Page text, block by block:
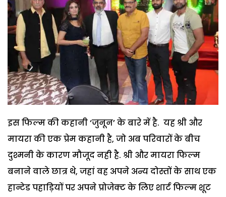
इस फिल्म की कहानी ‘जुनून’ के बारे में है. यह श्री और
मायरा की एक प्रेम कहानी है, जो अब परिवारों के बीच
दुश्मनी के कारण मौजूद नही है. श्री और मायरा फिल्म
बनाने वाले छात्र थे, जहां वह अपने अन्य दोस्तों के साथ एक
हान्टेड पहाड़ियों पर अपने प्रोजेक्ट के लिए शार्ट फिल्म शूट